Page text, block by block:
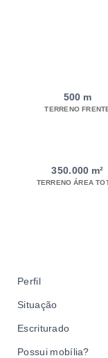
500 m
TERRENO
350.000 m²
TERRENO ÁREA
Perfil
Situação
Escriturado
Possui mobília?